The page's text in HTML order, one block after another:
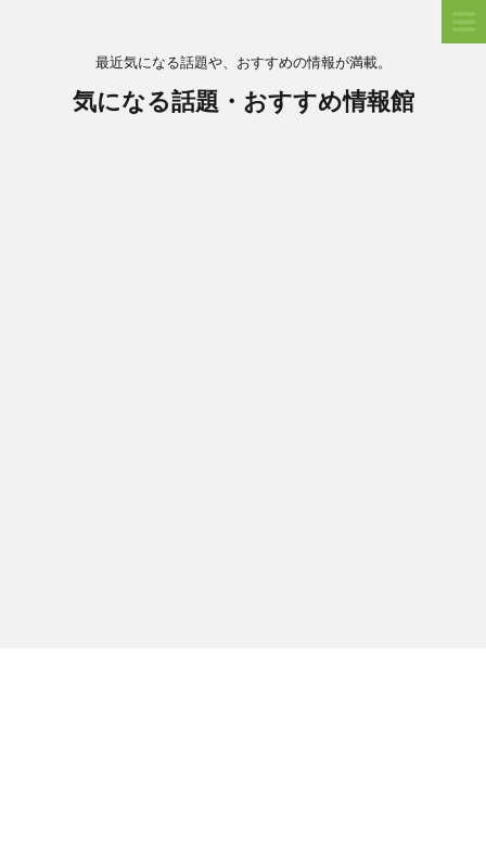
最近気になる話題や、おすすめの情報が満載。
気になる話題・おすすめ情報館